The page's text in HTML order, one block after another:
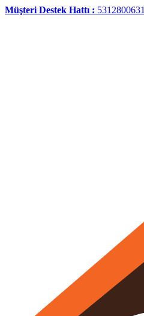
Müşteri Destek Hattı : 5312800631